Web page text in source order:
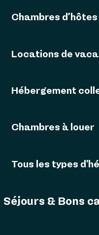
Chambres d’hôtes
Locations de
Hébergement
Chambres à louer
Tous les types
Séjours & Bons
le
est important
Ouessant
85 83